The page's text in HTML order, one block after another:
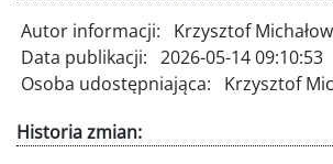
Autor informacji:
Krzysztof
Data publikacji: 2026-05-14 09:10:53
Osoba udostępniająca:
Krzysztof
Historia zmian: